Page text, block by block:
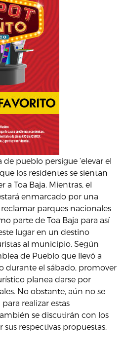
pueblo persigue ‘elevar el
los residentes se sientan
a Toa Baja. Mientras, el
enmarcado por una
parques nacionales
parte de Toa Baja para así
lugar en un destino
al municipio. Según
de Pueblo que llevó a
durante el sábado, promover
planea darse por
No obstante, aún no se
realizar estas
se discutirán con los
respectivas propuestas.